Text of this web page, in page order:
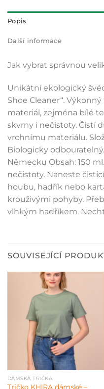
Popis
Další informace
Jak vybrat správnou
Unikátní ekologický
Shoe Cleaner“.
materiál, zejména bílé
skvrny i nečistoty. Čistí
vrchnímu materiálu.
Biologicky
Německu Obsah: 150
nečistoty. Naneste
houbu, hadřík nebo
krouživými pohyby.
vlhkým hadříkem.
SOUVISEJÍCÍ
DÁMSKÁ TRIČKA
Tričko KHIRA dámské –